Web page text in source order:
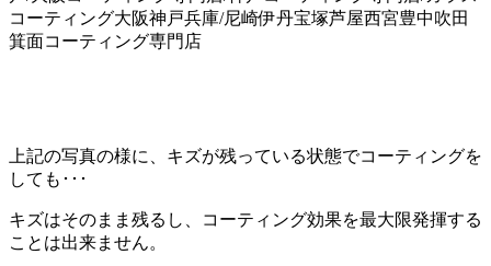
上記の写真の様に、キズが残っている状態でコーティングを
しても･･･
キズはそのまま残るし、コーティング効果を最大限発揮する
ことは出来ません。